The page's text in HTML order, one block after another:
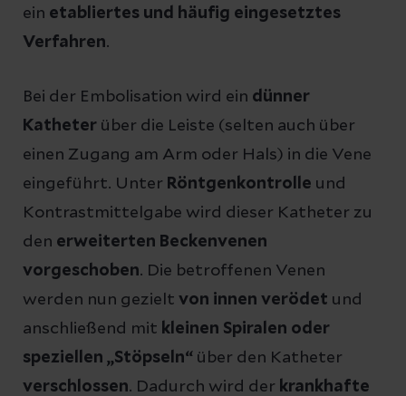
ein etabliertes und häufig eingesetztes
Verfahren.
Bei der Embolisation wird ein dünner
Katheter über die Leiste (selten auch über
einen Zugang am Arm oder Hals) in die Vene
eingeführt. Unter Röntgenkontrolle und
Kontrastmittelgabe wird dieser Katheter zu
den erweiterten Beckenvenen
vorgeschoben. Die betroffenen Venen
werden nun gezielt von innen verödet und
anschließend mit kleinen Spiralen oder
speziellen „Stöpseln“ über den Katheter
verschlossen. Dadurch wird der krankhafte